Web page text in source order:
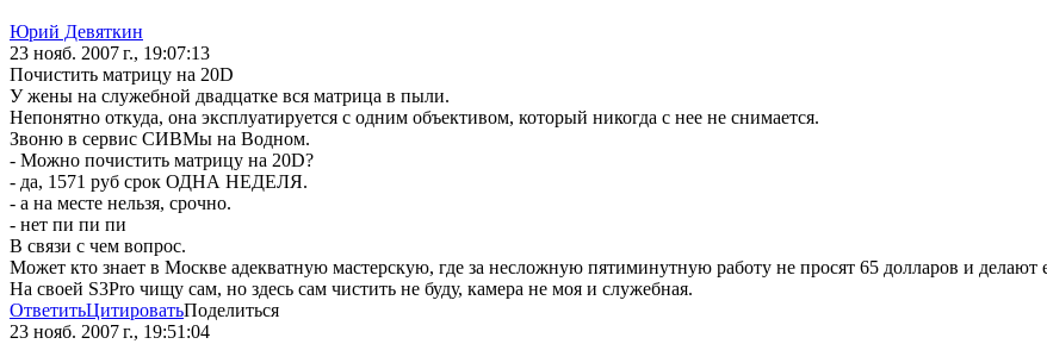
Юрий Девяткин
23 нояб. 2007 г., 19:07:13
Почистить матрицу на 20D
У жены на служебной двадцатке вся матрица в пыли.
Непонятно откуда, она эксплуатируется с одним объективом, который никогда с нее не снимается.
Звоню в сервис СИВМы на Водном.
- Можно почистить матрицу на 20D?
- да, 1571 руб срок ОДНА НЕДЕЛЯ.
- а на месте нельзя, срочно.
- нет пи пи пи
В связи с чем вопрос.
Может кто знает в Москве адекватную мастерскую, где за несложную пятиминутную работу не просят 65 долларов и делают
На своей S3Pro чищу сам, но здесь сам чистить не буду, камера не моя и служебная.
ОтветитьЦитироватьПоделиться
23 нояб. 2007 г., 19:51:04